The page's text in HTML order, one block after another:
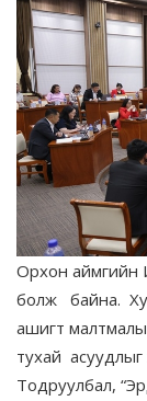
Орхон аймгийн
болж байна.
ашигт
тухай асуудлыг
Тодруулбал,